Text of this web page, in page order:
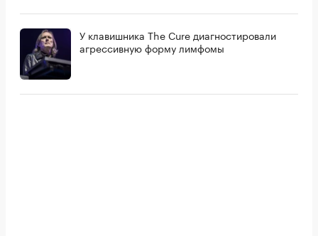
У клавишника The Cure диагностировали
агрессивную форму лимфомы